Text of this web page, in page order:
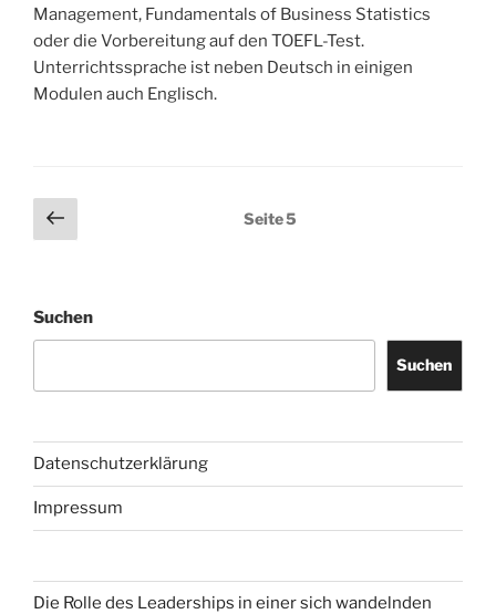
Management, Fundamentals of Business Statistics
oder die Vorbereitung auf den TOEFL-Test.
Unterrichtssprache ist neben Deutsch in einigen
Modulen auch Englisch.
Seitennummerierung
der
Vorherige
Seite
Seite5
Suchen
Suchen
Datenschutzerklärung
Impressum
Die Rolle des Leaderships in einer sich wandelnden